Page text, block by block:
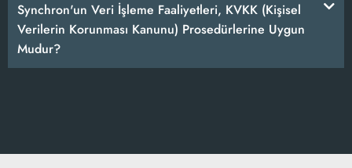
Synchron'un Veri İşleme Faaliyetleri, KVKK (Kişisel
Verilerin Korunması Kanunu) Prosedürlerine Uygun
Mudur?